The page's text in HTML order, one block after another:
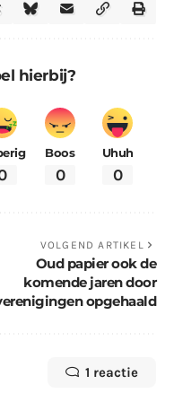
hierbij?
Boos
0
Uhuh
0
VOLGEND ARTIKEL
Oud papier ook de
komende jaren door
opgehaald
1 reactie